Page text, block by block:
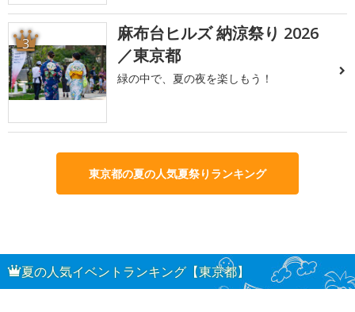
3
麻布台ヒルズ 納涼祭り 2026
／東京都
緑の中で、夏の夜を楽しもう！
東京都の夏の人気夏祭りランキング
夏の人気イベントランキング【東京都】